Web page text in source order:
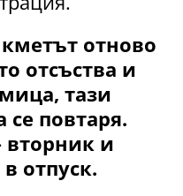
отново
отсъства и
тази
се повтаря.
вторник и
отпуск.